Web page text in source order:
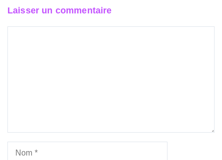
Laisser un commentaire
Nom